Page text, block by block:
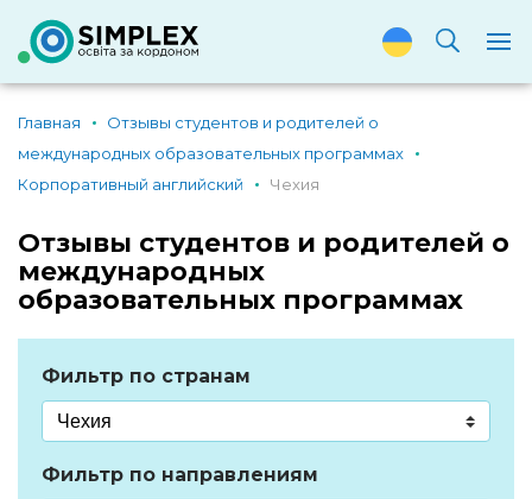
Главная
Отзывы студентов и родителей о
международных образовательных программах
Корпоративный английский
Чехия
Отзывы студентов и родителей о
международных
образовательных программах
Фильтр по странам
Фильтр по направлениям